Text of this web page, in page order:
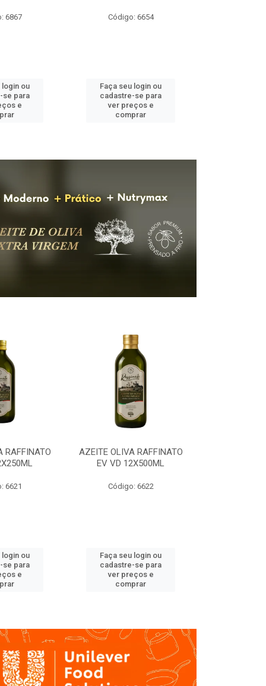
6867
login ou
se para
e
Código: 6654
Faça seu login ou
cadastre-se para
ver preços e
comprar
RAFFINATO
6621
login ou
se para
e
AZEITE OLIVA RAFFINATO
EV VD 12X500ML
Código: 6622
Faça seu login ou
cadastre-se para
ver preços e
comprar